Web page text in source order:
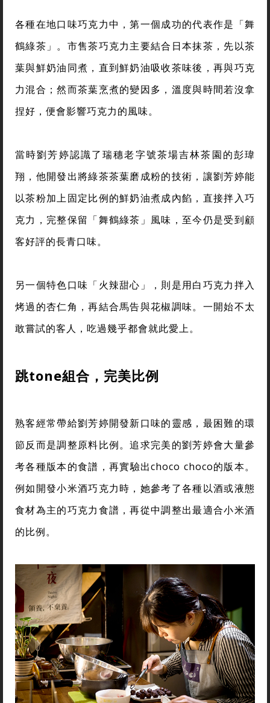
各種在地口味巧克力中，第一個成功的代表作是「舞
鶴綠茶」。市售茶巧克力主要結合日本抹茶，先以茶
葉與鮮奶油同煮，直到鮮奶油吸收茶味後，再與巧克
力混合；然而茶葉烹煮的變因多，溫度與時間若沒拿
捏好，便會影響巧克力的風味。
當時劉芳婷認識了瑞穗老字號茶場吉林茶園的彭瑋
翔，他開發出將綠茶茶葉磨成粉的技術，讓劉芳婷能
以茶粉加上固定比例的鮮奶油煮成內餡，直接拌入巧
克力，完整保留「舞鶴綠茶」風味，至今仍是受到顧
客好評的長青口味。
另一個特色口味「火辣甜心」，則是用白巧克力拌入
烤過的杏仁角，再結合馬告與花椒調味。一開始不太
敢嘗試的客人，吃過幾乎都會就此愛上。
跳tone組合，完美比例
熟客經常帶給劉芳婷開發新口味的靈感，最困難的環
節反而是調整原料比例。追求完美的劉芳婷會大量參
考各種版本的食譜，再實驗出choco choco的版本。
例如開發小米酒巧克力時，她參考了各種以酒或液態
食材為主的巧克力食譜，再從中調整出最適合小米酒
的比例。